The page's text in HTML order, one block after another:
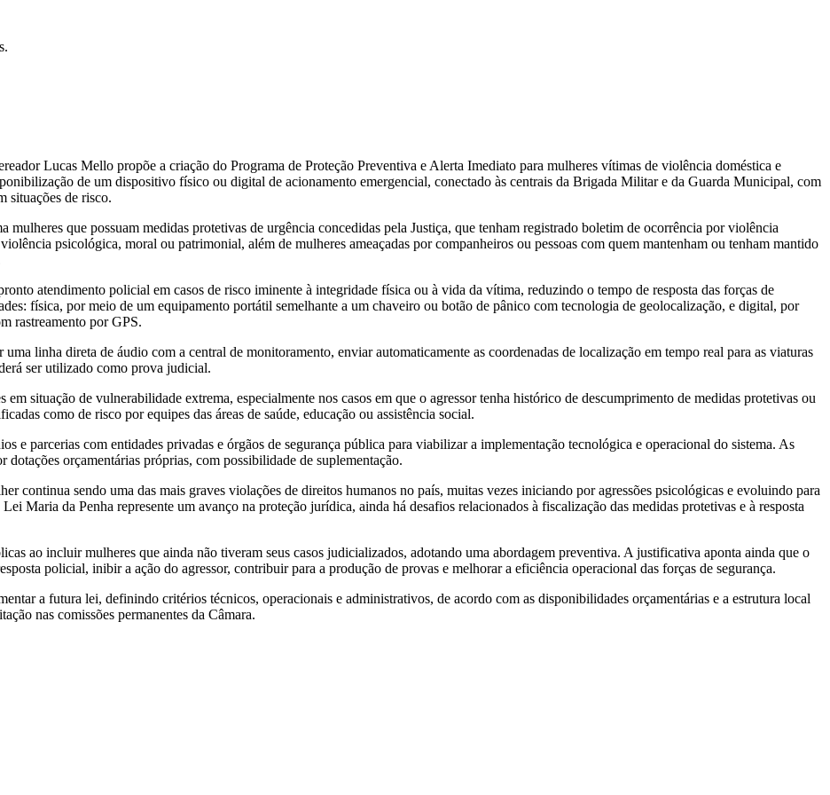
Lucas Mello propõe a criação do Programa de Proteção Preventiva e Alerta Imediato para mulheres vítimas de violência doméstica e
de um dispositivo físico ou digital de acionamento emergencial, conectado às centrais da Brigada Militar e da Guarda Municipal, com
situações de risco.
que possuam medidas protetivas de urgência concedidas pela Justiça, que tenham registrado boletim de ocorrência por violência
psicológica, moral ou patrimonial, além de mulheres ameaçadas por companheiros ou pessoas com quem mantenham ou tenham mantido
atendimento policial em casos de risco iminente à integridade física ou à vida da vítima, reduzindo o tempo de resposta das forças de
física, por meio de um equipamento portátil semelhante a um chaveiro ou botão de pânico com tecnologia de geolocalização, e digital, por
rastreamento por GPS.
linha direta de áudio com a central de monitoramento, enviar automaticamente as coordenadas de localização em tempo real para as viaturas
ser utilizado como prova judicial.
situação de vulnerabilidade extrema, especialmente nos casos em que o agressor tenha histórico de descumprimento de medidas protetivas ou
como de risco por equipes das áreas de saúde, educação ou assistência social.
e parcerias com entidades privadas e órgãos de segurança pública para viabilizar a implementação tecnológica e operacional do sistema. As
dotações orçamentárias próprias, com possibilidade de suplementação.
continua sendo uma das mais graves violações de direitos humanos no país, muitas vezes iniciando por agressões psicológicas e evoluindo para
Maria da Penha represente um avanço na proteção jurídica, ainda há desafios relacionados à fiscalização das medidas protetivas e à resposta
ao incluir mulheres que ainda não tiveram seus casos judicializados, adotando uma abordagem preventiva. A justificativa aponta ainda que o
policial, inibir a ação do agressor, contribuir para a produção de provas e melhorar a eficiência operacional das forças de segurança.
a futura lei, definindo critérios técnicos, operacionais e administrativos, de acordo com as disponibilidades orçamentárias e a estrutura local
nas comissões permanentes da Câmara.